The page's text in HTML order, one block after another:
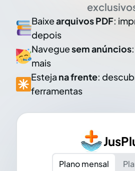
Baixearquivos PDF:
depois
Naveguesem anúncios
mais
Esteja na frente:
ferramentas
Plano mensal